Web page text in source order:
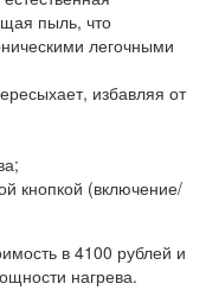
пыль, что
легочными
избавляя от
кнопкой (включение/
в 4100 рублей и
нагрева.